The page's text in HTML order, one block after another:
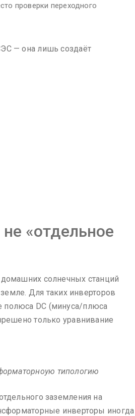
проверки переходного
— она лишь создаёт
«отдельное
солнечных станций
Для таких инверторов
полюса DC (минуса/плюса
только уравнивание
типологию
заземления на
инверторы иногда